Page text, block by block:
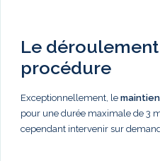
Le
procédure
Exceptionnellement, le
pour une durée maximale de 3
cependant intervenir sur